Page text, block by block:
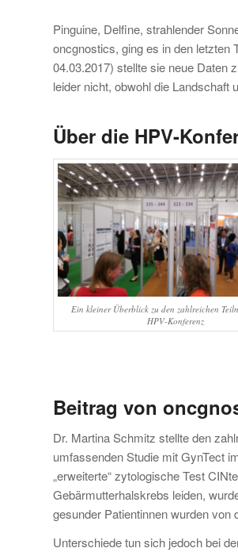
Pinguine, Delfine, strahlender
oncgnostics, ging es in den letzten
04.03.2017) stellte sie neue Daten
leider nicht, obwohl die Landschaft
Über die HPV-
Ein kleiner Überblick zu den zahlreichen
HPV-Konferenz
Beitrag von
Dr. Martina Schmitz stellte den
umfassenden Studie mit GynTect
„erweiterte“ zytologische Test
Gebärmutterhalskrebs leiden,
gesunder Patientinnen wurden von
Unterschiede tun sich jedoch bei